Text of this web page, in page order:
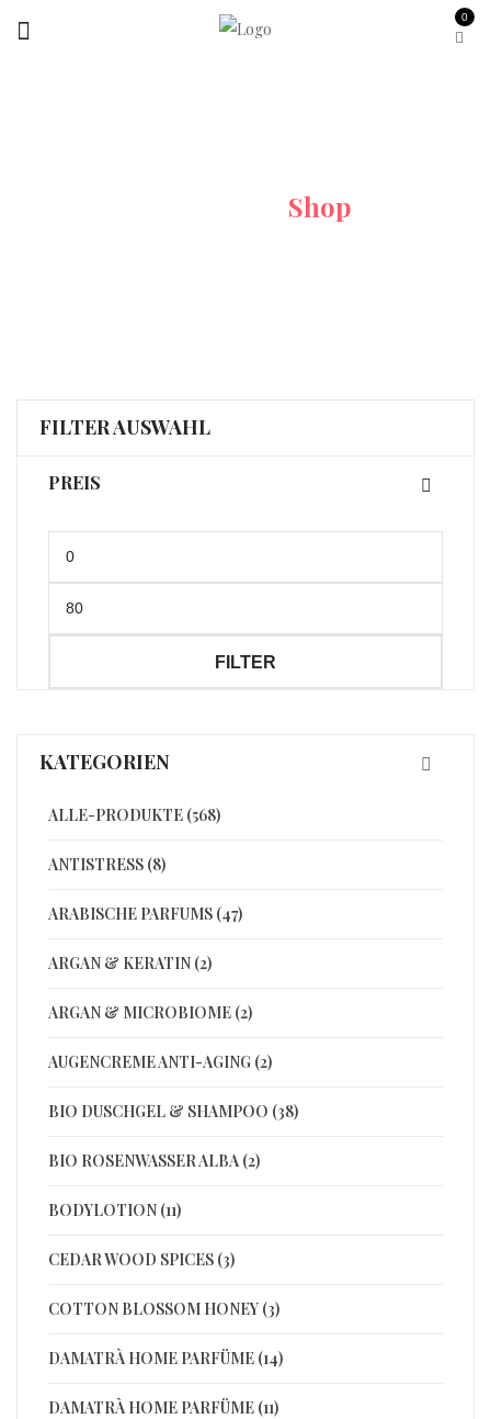
0
Shop
FILTER AUSWAHL
PREIS
Preis
Preis
FILTER
KATEGORIEN
ALLE-PRODUKTE (568)
ANTISTRESS (8)
ARABISCHE PARFUMS (47)
ARGAN & KERATIN (2)
ARGAN & MICROBIOME (2)
AUGENCREME ANTI-AGING (2)
BIO DUSCHGEL & SHAMPOO (38)
BIO ROSENWASSER ALBA (2)
BODYLOTION (11)
CEDAR WOOD SPICES (3)
COTTON BLOSSOM HONEY (3)
DAMATRÀ HOME PARFÜME (14)
DAMATRÀ HOME PARFÜME (11)